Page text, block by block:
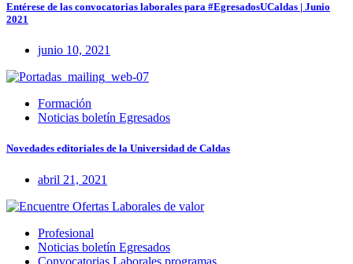
Entérese de las convocatorias laborales para #EgresadosUCaldas | Junio
2021
junio 10, 2021
Formación
Noticias boletín Egresados
Novedades editoriales de la Universidad de Caldas
abril 21, 2021
Profesional
Noticias boletín Egresados
Convocatorias Laborales programas